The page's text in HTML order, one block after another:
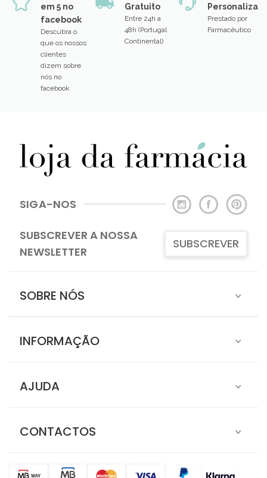
em 5 no
facebook
Descubra o
que os nossos
clientes
dizem sobre
nós no
facebook
Gratuito
Entre 24h a
48h (Portugal
Continental)
Prestado por
Farmacêutico
SIGA-NOS
SUBSCREVER A NOSSA
NEWSLETTER
SUBSCREVER
SOBRE NÓS
INFORMAÇÃO
AJUDA
CONTACTOS